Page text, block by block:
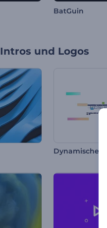
BatGuin
Intros und Logos
Dynamische